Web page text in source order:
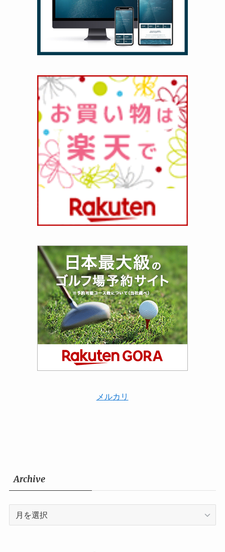
メルカリ
Archive
Archive